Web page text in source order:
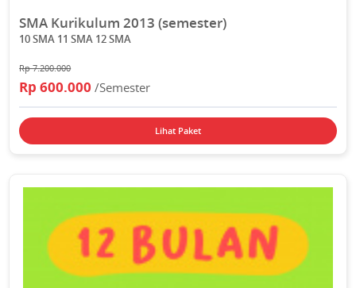
SMA Kurikulum 2013 (semester)
10 SMA 11 SMA 12 SMA
Rp 7.200.000
Rp 600.000/Semester
Lihat Paket